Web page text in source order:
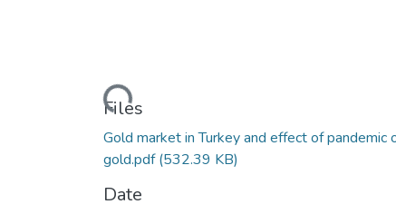
Loading...
Files
Gold market in Turkey and effect of pandemic
gold.pdf(532.39 KB)
Date